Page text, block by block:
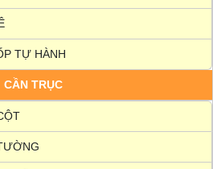
TỰ HÀNH
CẦN TRỤC